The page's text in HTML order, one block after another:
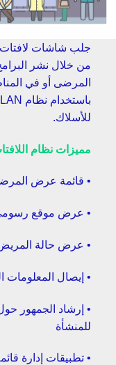
جلب شاشات
من خلال نشر
المرضى أو في
للأسلاك.
مميزات نظام
• قائمة عرض
• عرض موقع
• عرض حالة
• إيصال المعلومات
• إرشاد الجمهور
للمنشأة
• تطبيقات إدارة